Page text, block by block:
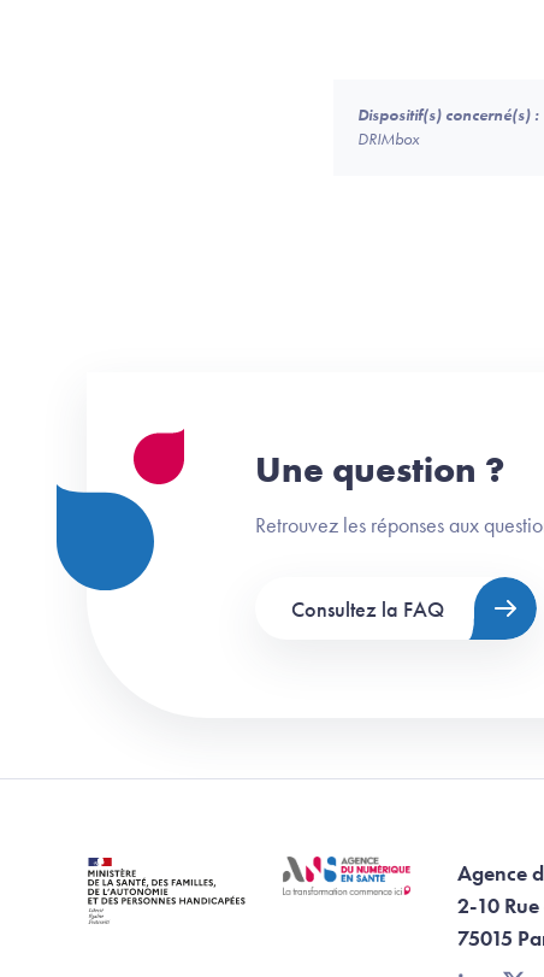
Dispositif(s) concerné(s) :
DRIMbox
Une question ?
Retrouvez les réponses aux
Consultez la FAQ
Agence
2-10
75015